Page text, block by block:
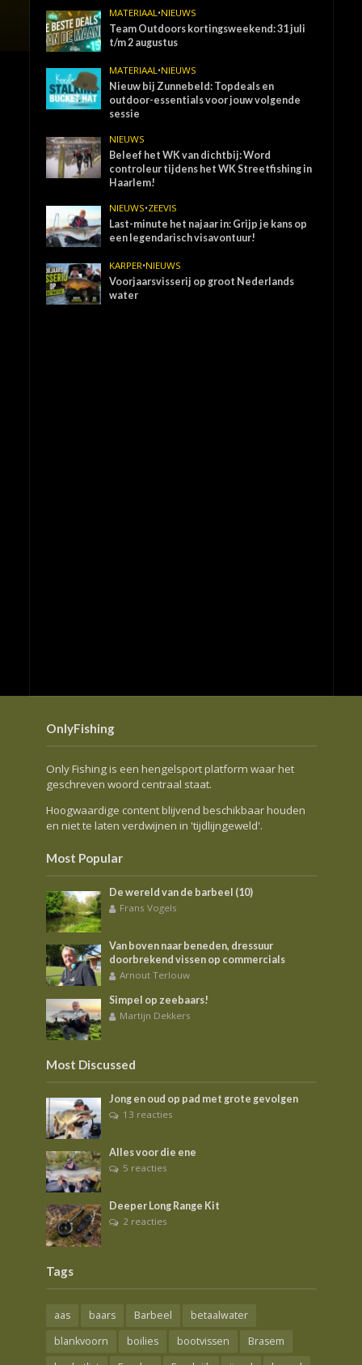
MATERIAAL •NIEUWS
Team Outdoors kortingsweekend: 31 juli
t/m 2 augustus
MATERIAAL •NIEUWS
Nieuw bij Zunnebeld: Topdeals en
outdoor-essentials voor jouw volgende
sessie
NIEUWS
Beleef het WK van dichtbij: Word
controleur tijdens het WK Streetfishing in
Haarlem!
NIEUWS•ZEEVIS
Last-minute het najaar in: Grijp je kans op
een legendarisch visavontuur!
KARPER•NIEUWS
Voorjaarsvisserij op groot Nederlands
water
OnlyFishing
Only Fishing is een hengelsport platform waar het
geschreven woord centraal staat.
Hoogwaardige content blijvend beschikbaar houden
en niet te laten verdwijnen in 'tijdlijngeweld'.
Most Popular
De wereld van de barbeel (10)
Frans Vogels
Van boven naar beneden, dressuur
doorbrekend vissen op commercials
Arnout Terlouw
Simpel op zeebaars!
Martijn Dekkers
Most Discussed
Jong en oud op pad met grote gevolgen
13 reacties
Alles voor die ene
5 reacties
Deeper Long Range Kit
2 reacties
Tags
aas baars Barbeel
betaalwater
blankvoorn
boilies bootvissen
Brasem